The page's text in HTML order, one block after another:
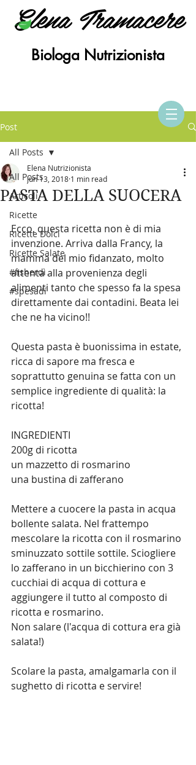
Elena Tramacere
Biologa Nutrizionista
Post
All Posts
Articoli
Ricette
Ricette Dolci
Ricette Salate
#fisherdì
#spesadí
All Posts
PASTA DELLA SUOCERA
Elena Nutrizionista
Jun 13, 2018 1 min read
Ecco, questa ricetta non è di mia
invenzione. Arriva dalla Francy, la
mamma del mio fidanzato, molto
attenta alla provenienza degli
alimenti tanto che spesso fa la spesa
direttamente dai contadini. Beata lei
che ne ha vicino!!
Questa pasta è buonissima in estate,
ricca di sapore ma fresca e
soprattutto genuina se fatta con un
semplice ingrediente di qualità: la
ricotta!
INGREDIENTI
200g di ricotta
un mazzetto di rosmarino
una bustina di zafferano
Mettere a cuocere la pasta in acqua
bollente salata. Nel frattempo
mescolare la ricotta con il rosmarino
sminuzzato sottile sottile. Sciogliere
lo zafferano in un bicchierino con 3
cucchiai di acqua di cottura e
aggiungere il tutto al composto di
ricotta e rosmarino.
Non salare (l'acqua di cottura era già
salata!)
Scolare la pasta, amalgamarla con il
sughetto di ricotta e servire!